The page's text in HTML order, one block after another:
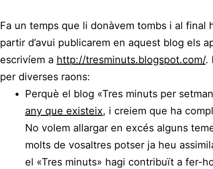
Fa un temps que li donàvem tombs i al final
partir d’avui publicarem en aquest blog els
escrivíem a http://tresminuts.blogspot.com/.
per diverses raons:
Perquè el blog «Tres minuts per
any que existeix, i creiem que ha
No volem allargar en excés alguns
molts de vosaltres potser ja heu
el «Tres minuts» hagi contribuït a fer-